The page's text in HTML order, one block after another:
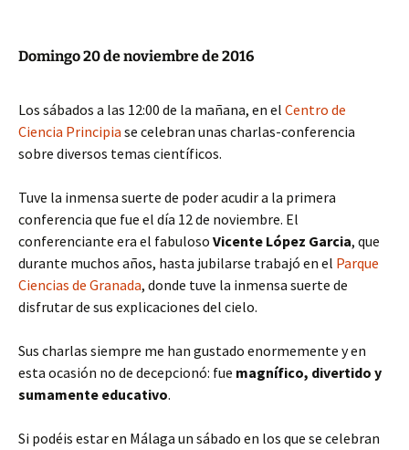
Domingo 20 de noviembre de 2016
Los sábados a las 12:00 de la mañana, en el Centro de
Ciencia Principia se celebran unas charlas-conferencia
sobre diversos temas científicos.
Tuve la inmensa suerte de poder acudir a la primera
conferencia que fue el día 12 de noviembre. El
conferenciante era el fabuloso Vicente López Garcia, que
durante muchos años, hasta jubilarse trabajó en el Parque
Ciencias de Granada, donde tuve la inmensa suerte de
disfrutar de sus explicaciones del cielo.
Sus charlas siempre me han gustado enormemente y en
esta ocasión no de decepcionó: fue magnífico, divertido y
sumamente educativo.
Si podéis estar en Málaga un sábado en los que se celebran